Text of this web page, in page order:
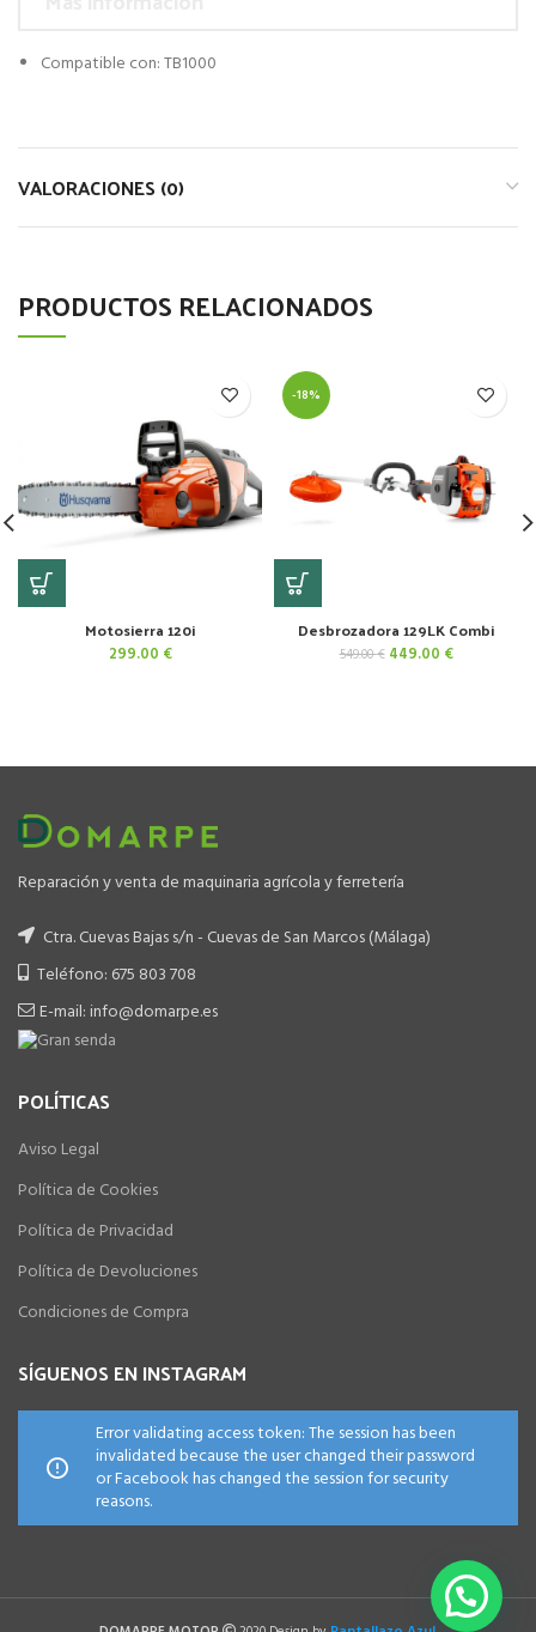
Compatible con: TB1000
VALORACIONES (0)
PRODUCTOS RELACIONADOS
Motosierra 120i
299.00 €
-18%
Desbrozadora 129LK Combi
549.00€ El
449.00 €El
Reparación y venta de maquinaria agrícola y ferretería
Ctra. Cuevas Bajas s/n - Cuevas de San Marcos (Málaga)
Teléfono: 675 803 708
E-mail: info@domarpe.es
POLÍTICAS
Aviso Legal
Política de Cookies
Política de Privacidad
Política de Devoluciones
Condiciones de Compra
SÍGUENOS EN INSTAGRAM
Error validating access token: The session has been
invalidated because the user changed their password
or Facebook has changed the session for security
reasons.